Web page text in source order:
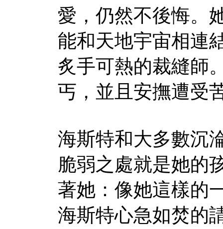
愛，仍然不後悔。
能和天地宇宙相連
炙手可熱的裁縫師
丐，並且安撫遭受
海斯特和大多數沉
脆弱之處就是她的
著她：像她這樣的
海斯特心急如焚的